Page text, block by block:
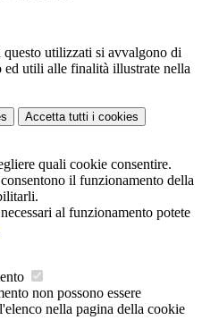
utilizzati si avvalgono di
ed utili alle finalità illustrate nella
Accetta tutti i cookies
quali cookie consentire.
il funzionamento della
al funzionamento potete
non possono essere
nella pagina della cookie